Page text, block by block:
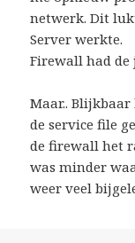
netwerk. Dit
Server werkte.
Firewall had de
Maar..
de service file
de firewall het
was minder
weer veel